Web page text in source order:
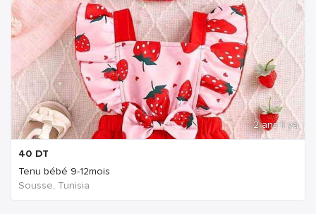
2 ans Il ya
40 DT
Tenu bébé 9-12mois
Sousse, Tunisia